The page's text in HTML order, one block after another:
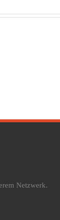
Eine
Netzwerk.